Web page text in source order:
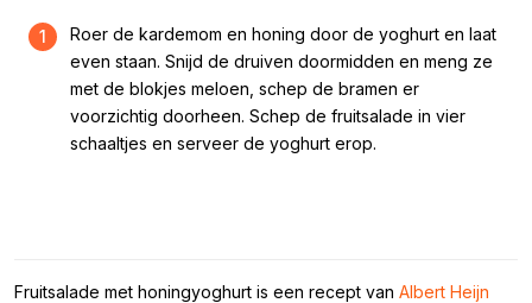
1
Roer de kardemom en honing door de yoghurt en laat
even staan. Snijd de druiven doormidden en meng ze
met de blokjes meloen, schep de bramen er
voorzichtig doorheen. Schep de fruitsalade in vier
schaaltjes en serveer de yoghurt erop.
Fruitsalade met honingyoghurt is een recept van Albert Heijn